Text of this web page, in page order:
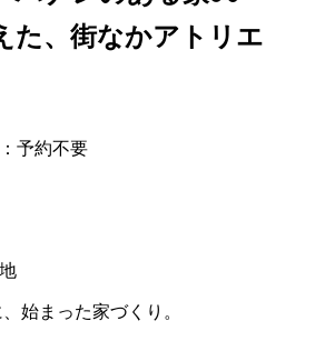
た、街なかアトリエ
予約不要
始まった家づくり。